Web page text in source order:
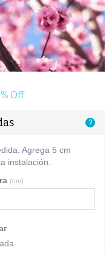
Off
?
Agrega 5 cm
instalación.
(cm)